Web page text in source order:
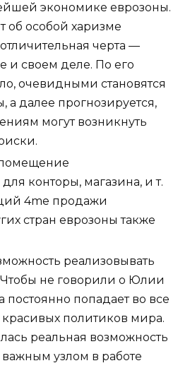
экономике еврозоны.
об особой харизме
черта —
и своем деле. По его
очевидными становятся
а далее прогнозируется,
могут возникнуть
помещение
конторы, магазина, и т.
4me продажи
стран еврозоны также
реализовывать
не говорили о Юлии
попадает во все
политиков мира.
реальная возможность
важным узлом в работе